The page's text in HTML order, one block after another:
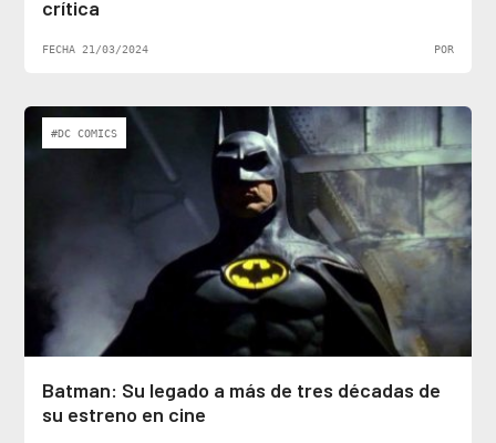
crítica
FECHA 21/03/2024 POR
#DC COMICS
Batman: Su legado a más de tres décadas de
su estreno en cine